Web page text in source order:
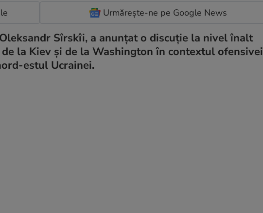
Urmărește-ne pe Google News
Sîrskîi, a anunțat o discuție la nivel înalt
la Kiev și de la Washington în contextul ofensivei
estul Ucrainei.